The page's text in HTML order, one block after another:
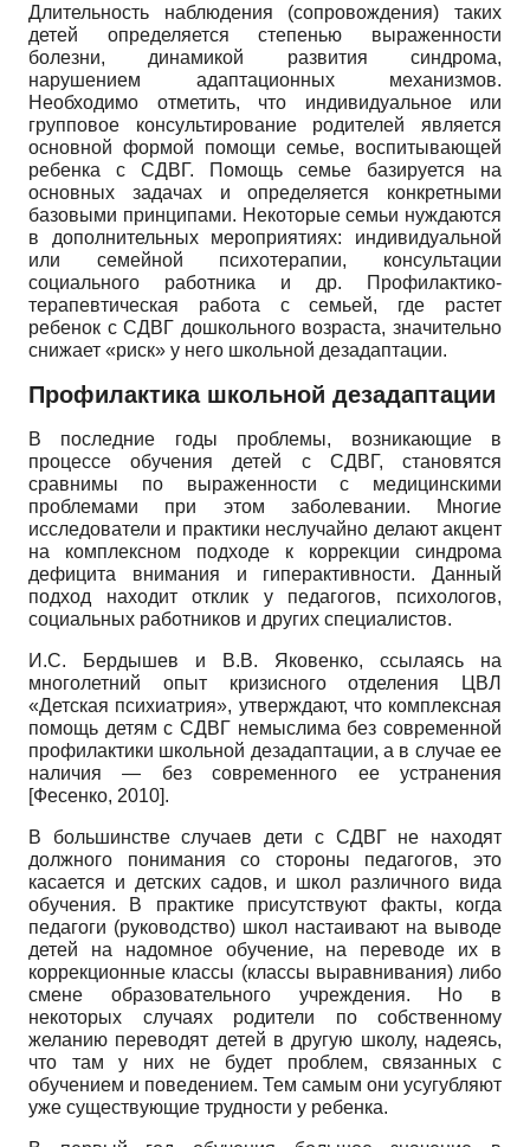
Длительность наблюдения (сопровождения) таких
детей определяется степенью выраженности
болезни, динамикой развития синдрома,
нарушением адаптационных механизмов.
Необходимо отметить, что индивидуальное или
групповое консультирование родителей является
основной формой помощи семье, воспитывающей
ребенка с СДВГ. Помощь семье базируется на
основных задачах и определяется конкретными
базовыми принципами. Некоторые семьи нуждаются
в дополнительных мероприятиях: индивидуальной
или семейной психотерапии, консультации
социального работника и др. Профилактико-
терапевтическая работа с семьей, где растет
ребенок с СДВГ дошкольного возраста, значительно
снижает «риск» у него школьной дезадаптации.
Профилактика школьной дезадаптации
В последние годы проблемы, возникающие в
процессе обучения детей с СДВГ, становятся
сравнимы по выраженности с медицинскими
проблемами при этом заболевании. Многие
исследователи и практики неслучайно делают акцент
на комплексном подходе к коррекции синдрома
дефицита внимания и гиперактивно­сти. Данный
подход находит отклик у педагогов, психологов,
социальных работников и других специалистов.
И.С. Бердышев и В.В. Яковенко, ссылаясь на
многолетний опыт кризисного отделения ЦВЛ
«Детская психиатрия», утверждают, что комплексная
помощь детям с СДВГ немыслима без современной
профилактики школьной дезадаптации, а в случае ее
наличия — без современного ее устранения
[Фесенко, 2010].
В большинстве случаев дети с СДВГ не находят
должного понимания со стороны педагогов, это
касается и детских садов, и школ различного вида
обучения. В практике присутствуют факты, когда
педагоги (руководство) школ настаивают на выводе
детей на надомное обучение, на переводе их в
коррекционные классы (классы выравнивания) либо
смене образовательного учреждения. Но в
некоторых случаях родители по собственному
желанию переводят детей в другую школу, надеясь,
что там у них не будет проблем, связанных с
обучением и поведением. Тем самым они усугубляют
уже существующие трудности у ребенка.